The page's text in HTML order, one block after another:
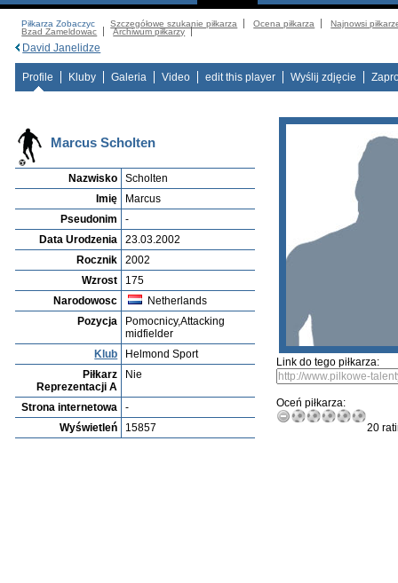
Piłkarza Zobaczyc Szczegółowe szukanie piłkarza Ocena piłkarza
Najnowsi
Bzad Zameldowac
Archiwum piłkarzy
David Janelidze
Profile Kluby Galeria Video edit this player Wyślij zdjęcie
Marcus Scholten
Nazwisko
Scholten
Imię
Marcus
Pseudonim
-
Data Urodzenia
23.03.2002
Rocznik
2002
Wzrost
175
Narodowosc
Netherlands
Pozycja
Pomocnicy,Attacking
midfielder
Klub
Helmond Sport
Piłkarz
Reprezentacji A
Nie
Strona internetowa
-
Wyświetleń
15857
Link do tego piłkarza:
Oceń piłkarza:
20